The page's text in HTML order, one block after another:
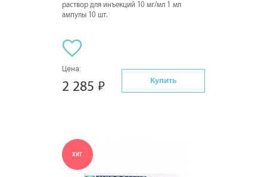
раствор для инъекций 10 мг/мл 1 мл
ампулы 10 шт.
Цена:
2 285 Купить
ХИТ